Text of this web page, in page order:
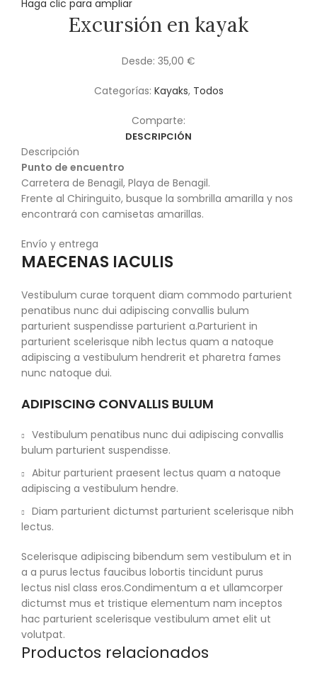
Haga clic para ampliar
Excursión en kayak
Desde: 35,00 €
Categorías: Kayaks, Todos
Comparte:
DESCRIPCIÓN
Descripción
Punto de encuentro
Carretera de Benagil, Playa de Benagil.
Frente al Chiringuito, busque la sombrilla amarilla y nos
encontrará con camisetas amarillas.
Envío y entrega
MAECENAS IACULIS
Vestibulum curae torquent diam commodo parturient
penatibus nunc dui adipiscing convallis bulum
parturient suspendisse parturient a.Parturient in
parturient scelerisque nibh lectus quam a natoque
adipiscing a vestibulum hendrerit et pharetra fames
nunc natoque dui.
ADIPISCING CONVALLIS BULUM
Vestibulum penatibus nunc dui adipiscing convallis
bulum parturient suspendisse.
Abitur parturient praesent lectus quam a natoque
adipiscing a vestibulum hendre.
Diam parturient dictumst parturient scelerisque nibh
lectus.
Scelerisque adipiscing bibendum sem vestibulum et in
a a purus lectus faucibus lobortis tincidunt purus
lectus nisl class eros.Condimentum a et ullamcorper
dictumst mus et tristique elementum nam inceptos
hac parturient scelerisque vestibulum amet elit ut
volutpat.
Productos relacionados